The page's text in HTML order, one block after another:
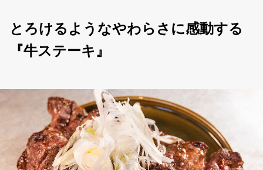
とろけるようなやわらさに感動する
『牛ステーキ』